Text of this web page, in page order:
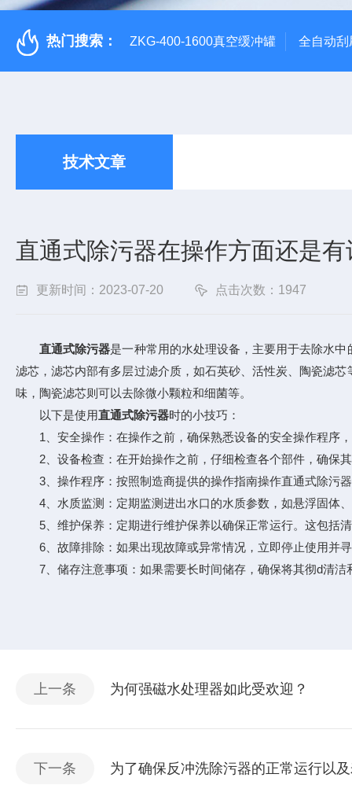
热门搜索： ZKG-400-1600真空缓冲罐 全自动刮
技术文章
直通式除污器在操作方面还是
更新时间：2023-07-20 点击次数：1947
直通式除污器是一种常用的水处理设备，主要用于去除水
滤芯，滤芯内部有多层过滤介质，如石英砂、活性炭、陶瓷滤
味，陶瓷滤芯则可以去除微小颗粒和细菌等。
以下是使用直通式除污器时的小技巧：
1、安全操作：在操作之前，确保熟悉设备的安全操作程序
2、设备检查：在开始操作之前，仔细检查各个部件，确保其
3、操作程序：按照制造商提供的操作指南操作直通式除污器
4、水质监测：定期监测进出水口的水质参数，如悬浮固体
5、维护保养：定期进行维护保养以确保正常运行。这包括清
6、故障排除：如果出现故障或异常情况，立即停止使用并
7、储存注意事项：如果需要长时间储存，确保将其彻d清洁
上一条 为何强磁水处理器如此受欢迎？
下一条 为了确保反冲洗除污器的正常运行以